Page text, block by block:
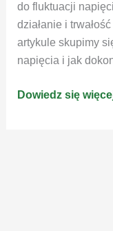
do fluktuacji
działanie i
artykule skupimy
napięcia i jak
Stabilizator
Dowiedz się